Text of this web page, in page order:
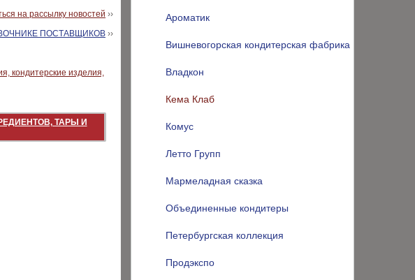
Ароматик
Вишневогорская кондитерская фабрика
Владкон
Кема Клаб
Комус
Летто Групп
Мармеладная сказка
Объединенные кондитеры
Петербургская коллекция
Продэкспо
на рассылку новостей ››
ПОСТАВЩИКОВ ››
ТАРЫ И